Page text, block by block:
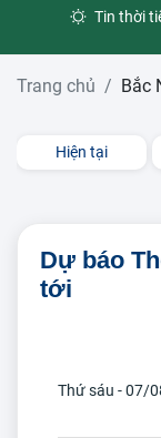
Tin thời
Trang chủ Bắc
Hiện tại
Dự báo
tới
Thứ sáu - 07/